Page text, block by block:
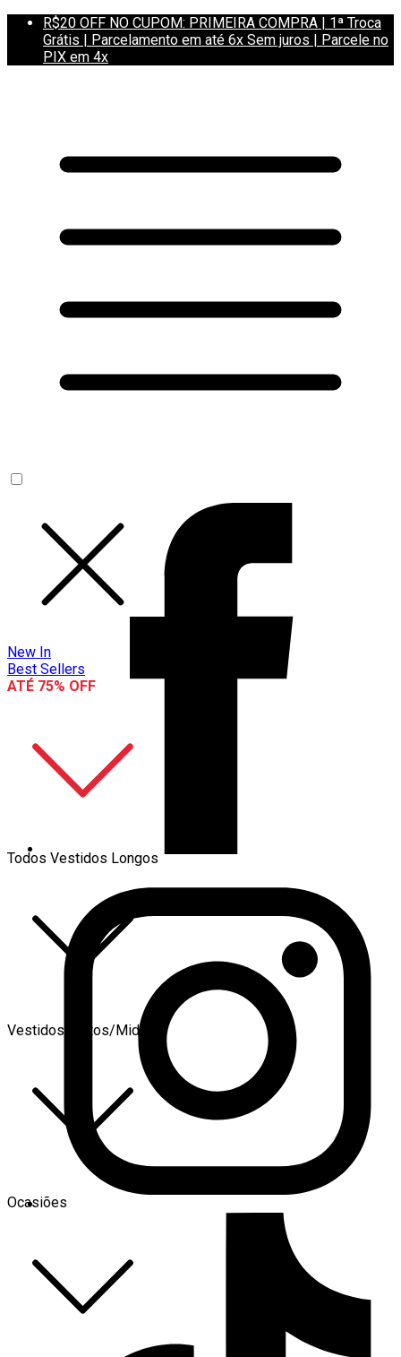
R$20 OFF NO CUPOM: PRIMEIRA COMPRA | 1ª Troca
Grátis | Parcelamento em até 6x Sem juros | Parcele no
PIX em 4x
New In
Best Sellers
ATÉ 75% OFF
Todos Vestidos Longos
Vestidos Curtos/Midi
Ocasiões